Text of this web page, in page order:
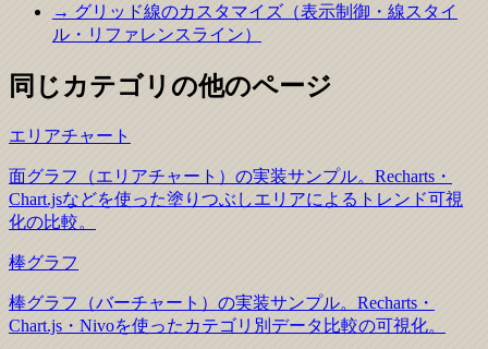
→ グリッド線のカスタマイズ（表示制御・線スタイ
ル・リファレンスライン）
同じカテゴリの他のページ
エリアチャート
面グラフ（エリアチャート）の実装サンプル。Recharts・
Chart.jsなどを使った塗りつぶしエリアによるトレンド可視
化の比較。
棒グラフ
棒グラフ（バーチャート）の実装サンプル。Recharts・
Chart.js・Nivoを使ったカテゴリ別データ比較の可視化。